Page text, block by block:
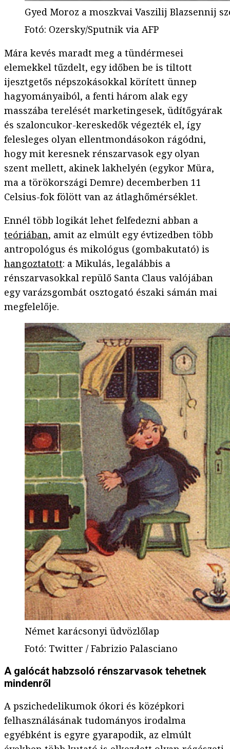
Gyed Moroz a moszkvai Vaszilij Blazsennij
Fotó: Ozersky/Sputnik via AFP
Mára kevés maradt meg a tündérmesei
elemekkel tűzdelt, egy időben be is tiltott
ijesztgetős népszokásokkal körített ünnep
hagyományaiból, a fenti három alak egy
masszába terelését marketingesek, üdítőgyárak
és szaloncukor-kereskedők végezték el, így
felesleges olyan ellentmondásokon rágódni,
hogy mit keresnek rénszarvasok egy olyan
szent mellett, akinek lakhelyén (egykor Müra,
ma a törökországi Demre) decemberben 11
Celsius-fok fölött van az átlaghőmérséklet.
Ennél több logikát lehet felfedezni abban a
teóriában, amit az elmúlt egy évtizedben több
antropológus és mikológus (gombakutató) is
hangoztatott: a Mikulás, legalábbis a
rénszarvasokkal repülő Santa Claus valójában
egy varázsgombát osztogató északi sámán mai
megfelelője.
Német karácsonyi üdvözlőlap
Fotó: Twitter / Fabrizio Palasciano
A galócát habzsoló rénszarvasok tehetnek
mindenről
A pszichedelikumok ókori és középkori
felhasználásának tudományos irodalma
egyébként is egyre gyarapodik, az elmúlt